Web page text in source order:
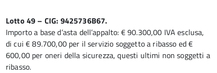
Lotto 49 – CIG: 9425736B67.
Importo a base d’asta dell’appalto: € 90.300,00 IVA esclusa,
di cui € 89.700,00 per il servizio soggetto a ribasso ed €
600,00 per oneri della sicurezza, questi ultimi non soggetti a
ribasso.